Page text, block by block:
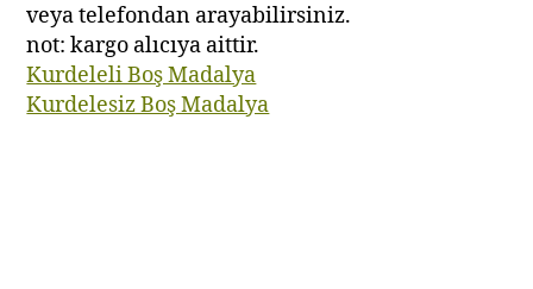
veya telefondan arayabilirsiniz.
not: kargo alıcıya aittir.
Kurdeleli Boş Madalya
Kurdelesiz Boş Madalya